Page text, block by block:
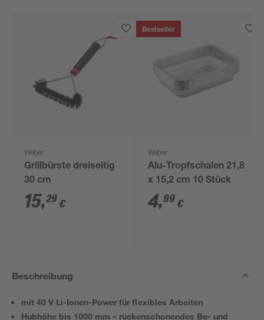
Weber
Grillbürste dreiseitig
30 cm
15,29 €
Bestseller
Weber
Alu-Tropfschalen 21,8
x 15,2 cm 10 Stück
4,99 €
Beschreibung
mit 40 V Li-Ionen-Power für flexibles Arbeiten
Hubhöhe bis 1000 mm – rückenschonendes Be- und